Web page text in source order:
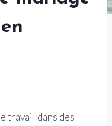
travail dans des